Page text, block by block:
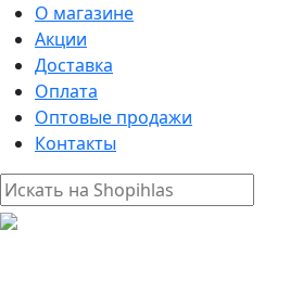
О магазине
Акции
Доставка
Оплата
Оптовые продажи
Контакты